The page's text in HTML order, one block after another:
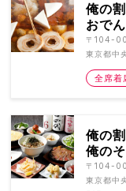
俺の
おで
〒104-
東京都中
全席着
俺の
俺のそ
〒104-
東京都中